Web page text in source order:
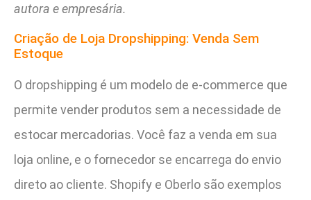
autora e empresária.
Criação de Loja Dropshipping: Venda Sem
Estoque
O dropshipping é um modelo de e-commerce que
permite vender produtos sem a necessidade de
estocar mercadorias. Você faz a venda em sua
loja online, e o fornecedor se encarrega do envio
direto ao cliente. Shopify e Oberlo são exemplos